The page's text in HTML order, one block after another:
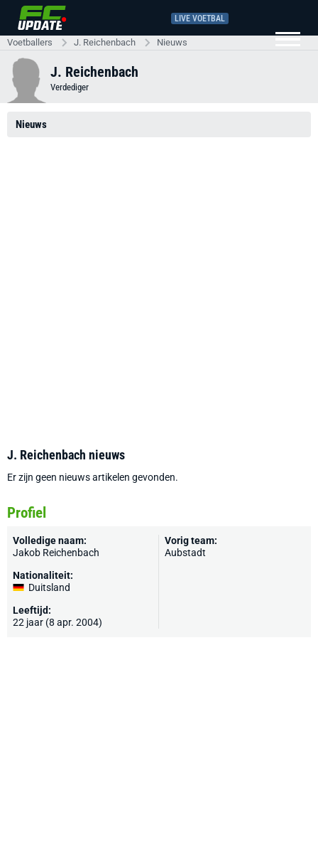
LIVE VOETBAL
Voetballers J. Reichenbach Nieuws
J. Reichenbach
Verdediger
Nieuws
J. Reichenbach nieuws
Er zijn geen nieuws artikelen gevonden.
Profiel
Volledige naam:
Jakob Reichenbach
Nationaliteit:
Duitsland
Leeftijd:
22 jaar (8 apr. 2004)
Vorig team:
Aubstadt